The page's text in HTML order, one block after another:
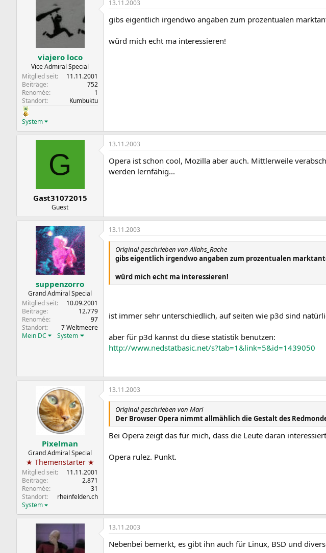
viajero loco
Vice Admiral Special
Mitglied seit
11.11.2001
Beiträge
752
Renomée
1
Standort
Kumbuktu
System
13.11.2003
gibs eigentlich irgendwo angaben zum prozentualen
würd mich echt ma interessieren!
G
Gast31072015
Guest
13.11.2003
Opera ist schon cool, Mozilla aber auch. Mittlerweile
werden lernfähig...
suppenzorro
Grand Admiral Special
Mitglied seit
10.09.2001
Beiträge
12.779
Renomée
97
Standort
7 Weltmeere
Mein DC
System
13.11.2003
Original geschrieben von Allahs_Rache
gibs eigentlich irgendwo angaben zum prozentualen
würd mich echt ma interessieren!
ist immer sehr unterschiedlich, auf seiten wie p3d sind
aber für p3d kannst du diese statistik benutzen:
http://www.nedstatbasic.net/s?tab=1&link=5&id=1439050
Pixelman
Grand Admiral Special
★ Themenstarter ★
Mitglied seit
11.11.2001
Beiträge
2.871
Renomée
31
Standort
rheinfelden.ch
System
13.11.2003
Original geschrieben von Mari
Der Browser Opera nimmt allmählich die Gestalt des
Bei Opera zeigt das für mich, dass die Leute daran
Opera rulez. Punkt.
13.11.2003
Nebenbei bemerkt, es gibt ihn auch für Linux, BSD und